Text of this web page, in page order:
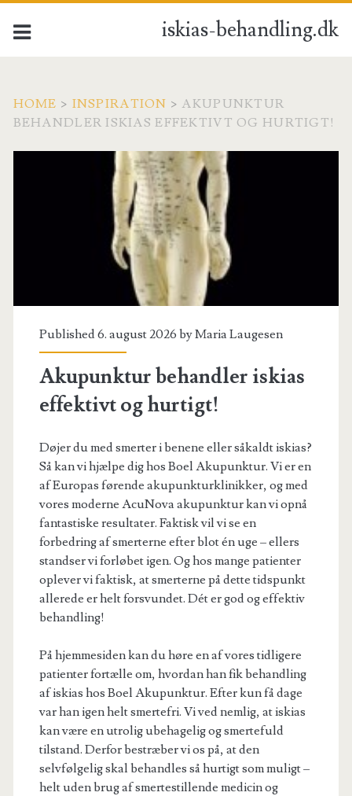
iskias-behandling.dk
HOME > INSPIRATION > AKUPUNKTUR
BEHANDLER ISKIAS EFFEKTIVT OG HURTIGT!
Published 6. august 2026 byMaria Laugesen
Akupunktur behandler iskias
effektivt og hurtigt!
Døjer du med smerter i benene eller såkaldt iskias?
Så kan vi hjælpe dig hos Boel Akupunktur. Vi er en
af Europas førende akupunkturklinikker, og med
vores moderne AcuNova akupunktur kan vi opnå
fantastiske resultater. Faktisk vil vi se en
forbedring af smerterne efter blot én uge – ellers
standser vi forløbet igen. Og hos mange patienter
oplever vi faktisk, at smerterne på dette tidspunkt
allerede er helt forsvundet. Dét er god og effektiv
behandling!
På hjemmesiden kan du høre en af vores tidligere
patienter fortælle om, hvordan han fik behandling
af iskias hos Boel Akupunktur. Efter kun få dage
var han igen helt smertefri. Vi ved nemlig, at iskias
kan være en utrolig ubehagelig og smertefuld
tilstand. Derfor bestræber vi os på, at den
selvfølgelig skal behandles så hurtigt som muligt –
helt uden brug af smertestillende medicin og